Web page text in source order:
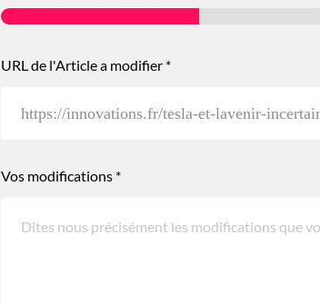
URL de l'Article a modifier *
Vos modifications *